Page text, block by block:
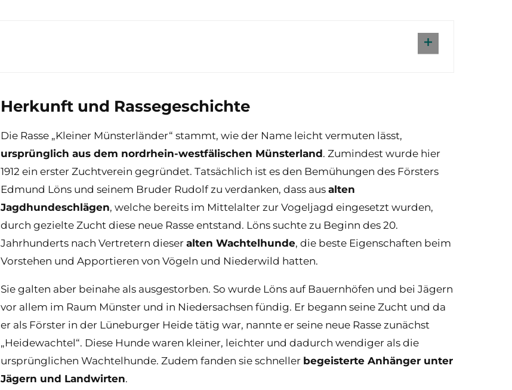
Herkunft und Rassegeschichte
Die Rasse „Kleiner Münsterländer“ stammt, wie der Name leicht vermuten lässt,
ursprünglich aus dem nordrhein-westfälischen Münsterland. Zumindest wurde hier
1912 ein erster Zuchtverein gegründet. Tatsächlich ist es den Bemühungen des Försters
Edmund Löns und seinem Bruder Rudolf zu verdanken, dass aus alten
Jagdhundeschlägen, welche bereits im Mittelalter zur Vogeljagd eingesetzt wurden,
durch gezielte Zucht diese neue Rasse entstand. Löns suchte zu Beginn des 20.
Jahrhunderts nach Vertretern dieser alten Wachtelhunde, die beste Eigenschaften beim
Vorstehen und Apportieren von Vögeln und Niederwild hatten.
Sie galten aber beinahe als ausgestorben. So wurde Löns auf Bauernhöfen und bei Jägern
vor allem im Raum Münster und in Niedersachsen fündig. Er begann seine Zucht und da
er als Förster in der Lüneburger Heide tätig war, nannte er seine neue Rasse zunächst
„Heidewachtel“. Diese Hunde waren kleiner, leichter und dadurch wendiger als die
ursprünglichen Wachtelhunde. Zudem fanden sie schneller begeisterte Anhänger unter
Jägern und Landwirten.